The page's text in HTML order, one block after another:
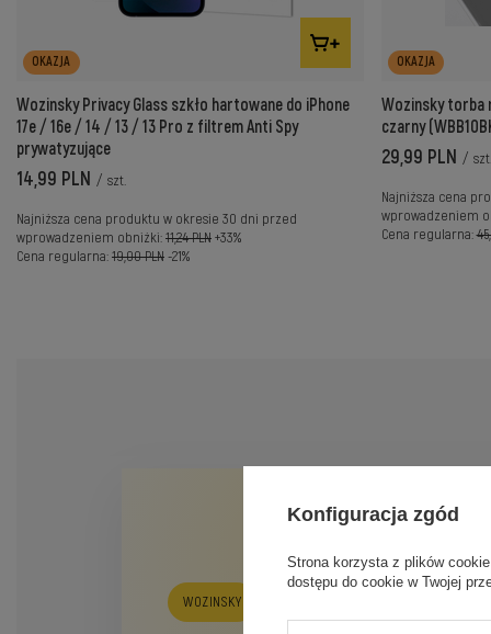
OKAZJA
Wozinsky Privacy Glass szkło hartowane do iPhone
17e / 16e / 14 / 13 / 13 Pro z filtrem Anti Spy
prywatyzujące
14,99 PLN / szt.
Najniższa cena produktu w okresie 30 dni przed
wprowadzeniem obniżki:11,24 PLN+33%
Cena regularna:19,00 PLN-21%
OKAZJA
Wozinsky torba
czarny
29,99 PLN / szt.
Najniższa cena
wprowadzeniem
Cena regularna:
WOZINSKY
Konfiguracja zgód
Strona korzysta z plików
dostępu do cookie w Twojej